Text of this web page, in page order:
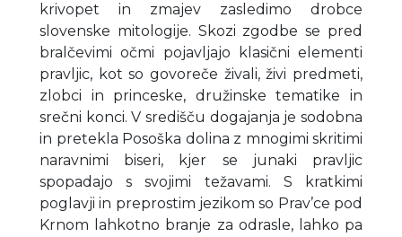
krivopet in zmajev zasledimo drobce
slovenske mitologije. Skozi zgodbe se pred
bralčevimi očmi pojavljajo klasični elementi
pravljic, kot so govoreče živali, živi predmeti,
zlobci in princeske, družinske tematike in
srečni konci. V središču dogajanja je sodobna
in pretekla Posoška dolina z mnogimi skritimi
naravnimi biseri, kjer se junaki pravljic
spopadajo s svojimi težavami. S kratkimi
poglavji in preprostim jezikom so Prav’ce pod
Krnom lahkotno branje za odrasle, lahko pa